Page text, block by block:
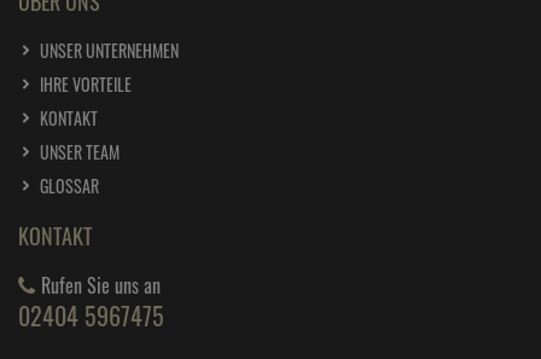
UNSER UNTERNEHMEN
IHRE VORTEILE
KONTAKT
UNSER TEAM
GLOSSAR
KONTAKT
Rufen Sie uns an
02404 5967475